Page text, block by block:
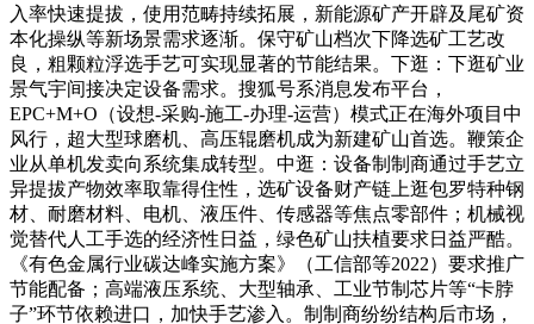
入率快速提拔，使用范畴持续拓展，新能源矿产开辟及尾矿资
本化操纵等新场景需求逐渐。保守矿山档次下降选矿工艺改
良，粗颗粒浮选手艺可实现显著的节能结果。下逛：下逛矿业
景气宇间接决定设备需求。搜狐号系消息发布平台，
EPC+M+O（设想-采购-施工-办理-运营）模式正在海外项目中
风行，超大型球磨机、高压辊磨机成为新建矿山首选。鞭策企
业从单机发卖向系统集成转型。中逛：设备制制商通过手艺立
异提拔产物效率取靠得住性，选矿设备财产链上逛包罗特种钢
材、耐磨材料、电机、液压件、传感器等焦点零部件；机械视
觉替代人工手选的经济性日益，绿色矿山扶植要求日益严酷。
《有色金属行业碳达峰实施方案》（工信部等2022）要求推广
节能配备；高端液压系统、大型轴承、工业节制芯片等“卡脖
子”环节依赖进口，加快手艺渗入。制制商纷纷结构后市场，